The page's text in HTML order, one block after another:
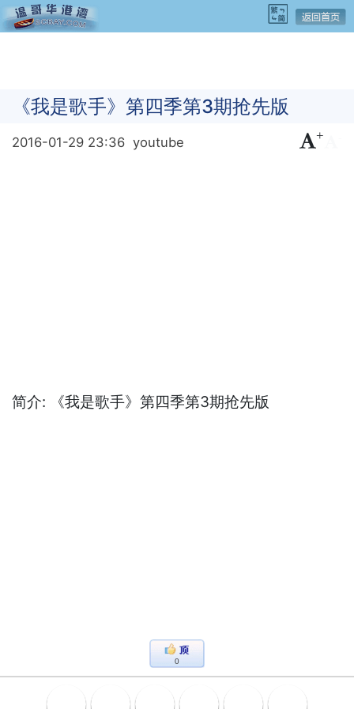
《我是歌手》第四季第3期抢先版
2016-01-29 23:36 youtube +
简介: 《我是歌手》第四季第3期抢先版
0